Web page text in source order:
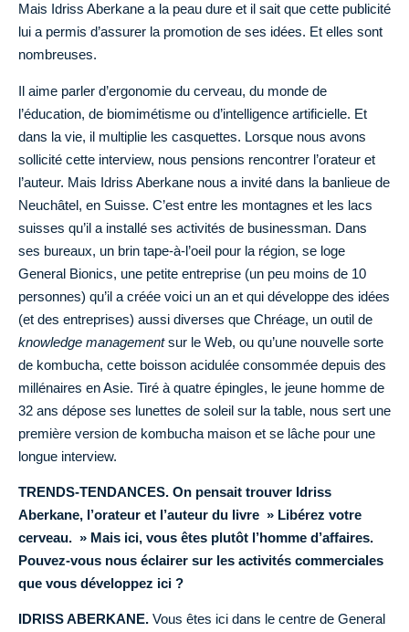
Mais Idriss Aberkane a la peau dure et il sait que cette publicité
lui a permis d’assurer la promotion de ses idées. Et elles sont
nombreuses.
Il aime parler d’ergonomie du cerveau, du monde de
l’éducation, de biomimétisme ou d’intelligence artificielle. Et
dans la vie, il multiplie les casquettes. Lorsque nous avons
sollicité cette interview, nous pensions rencontrer l’orateur et
l’auteur. Mais Idriss Aberkane nous a invité dans la banlieue de
Neuchâtel, en Suisse. C’est entre les montagnes et les lacs
suisses qu’il a installé ses activités de businessman. Dans
ses bureaux, un brin tape-à-l’oeil pour la région, se loge
General Bionics, une petite entreprise (un peu moins de 10
personnes) qu’il a créée voici un an et qui développe des idées
(et des entreprises) aussi diverses que Chréage, un outil de
knowledge managementsur le Web, ou qu’une nouvelle sorte
de kombucha, cette boisson acidulée consommée depuis des
millénaires en Asie. Tiré à quatre épingles, le jeune homme de
32 ans dépose ses lunettes de soleil sur la table, nous sert une
première version de kombucha maison et se lâche pour une
longue interview.
TRENDS-TENDANCES. On pensait trouver Idriss
Aberkane, l’orateur et l’auteur du livre » Libérez votre
cerveau. » Mais ici, vous êtes plutôt l’homme d’affaires.
Pouvez-vous nous éclairer sur les activités commerciales
que vous développez ici ?
IDRISS ABERKANE. Vous êtes ici dans le centre de General